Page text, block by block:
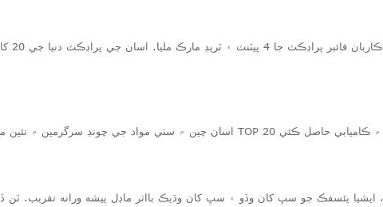
پرڏيهي
، ايشيا پئسفڪ جو سڀ کان وڏو ۽ سڀ کان وڌيڪ بااثر ماڊل پيشه ورانه تقريب. ٽن